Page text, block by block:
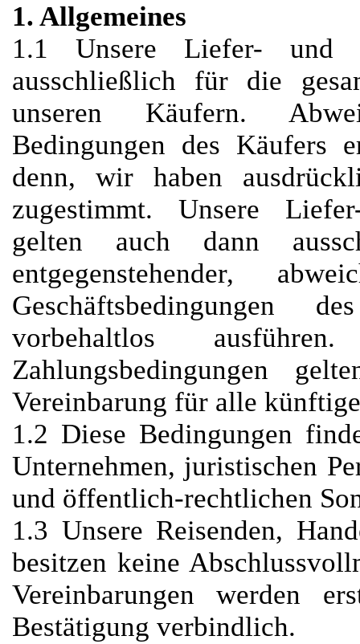
1. Allgemeines
1.1 Unsere Liefer- und
ausschließlich für die
unseren Käufern.
Bedingungen des Käufers
denn, wir haben
zugestimmt. Unsere
gelten auch dann
entgegenstehender,
Geschäftsbedingungen
vorbehaltlos
Zahlungsbedingungen
Vereinbarung für alle
1.2 Diese Bedingungen
Unternehmen, juristischen
und öffentlich-rechtlichen
1.3 Unsere Reisenden,
besitzen keine
Vereinbarungen werden
Bestätigung verbindlich.